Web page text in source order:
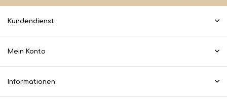
Kundendienst
Mein Konto
Informationen